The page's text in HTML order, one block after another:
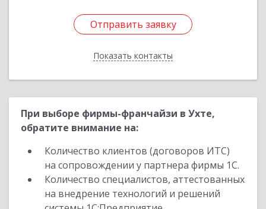
Отправить заявку
Показать контакты
Отправить заявку
Назад
При выборе фирмы-франчайзи в Ухте,
обратите внимание на:
Количество клиентов (договоров ИТС)
на сопровождении у партнера фирмы 1С.
Количество специалистов, аттестованных
на внедрение технологий и решений